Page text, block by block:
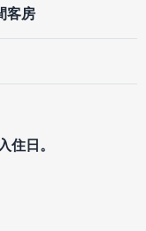
客房
住日。